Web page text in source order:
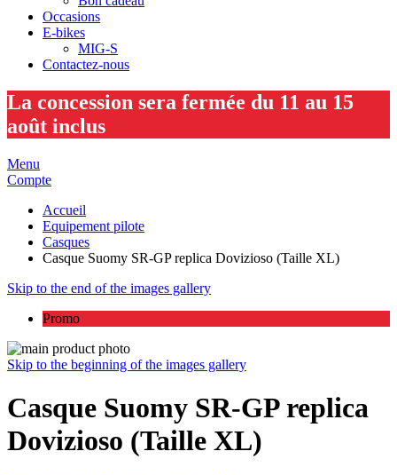
Occasions
E-bikes
MIG-S
Contactez-nous
La concession sera fermée du 11 au 15
août inclus
Menu
Compte
Accueil
Equipement pilote
Casques
Casque Suomy SR-GP replica Dovizioso (Taille XL)
Skip to the end of the images gallery
Promo
Skip to the beginning of the images gallery
Casque Suomy SR-GP replica
Dovizioso (Taille XL)